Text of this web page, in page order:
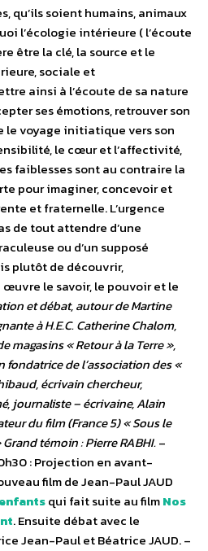
qu’ils soient humains, animaux
l’écologie intérieure ( l’écoute
être la clé, la source et le
sociale et
ainsi à l’écoute de sa nature
ses émotions, retrouver son
voyage initiatique vers son
le cœur et l’affectivité,
faiblesses sont au contraire la
pour imaginer, concevoir et
et fraternelle. L’urgence
de tout attendre d’une
ou d’un supposé
plutôt de découvrir,
le savoir, le pouvoir et le
et débat, autour de Martine
à H.E.C. Catherine Chalom,
magasins « Retour à la Terre »,
de l’association des «
écrivain chercheur,
journaliste – écrivaine, Alain
du film (France 5) « Sous le
témoin : Pierre RABHI.–
: Projection en avant-
film de Jean-Paul JAUD
qui fait suite au filmNos
. Ensuite débat avec le
Jean-Paul et Béatrice JAUD. –